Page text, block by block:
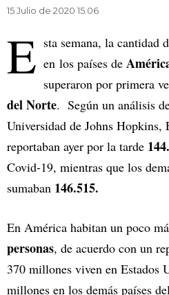
15 Julio de 2020 15.06
E sta semana, la cantidad
en los países de
superaron por primera
del Norte. Según un análisis
Universidad de Johns Hopkins,
reportaban ayer por la tarde
Covid-19, mientras que los
sumaban 146.515.
En América habitan un poco
personas, de acuerdo con un
370 millones viven en Estados
millones en los demás países